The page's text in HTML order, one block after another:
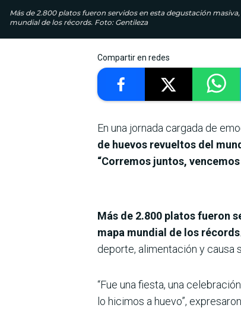
Más de 2.800 platos fueron servidos en esta degustación
mundial de los récords. Foto: Gentileza
Compartir en redes
En una jornada cargada de
de huevos revueltos del
“Corremos juntos,
Más de 2.800 platos fueron
mapa mundial de los récords
deporte, alimentación y causa
“Fue una fiesta, una
lo hicimos a huevo”,